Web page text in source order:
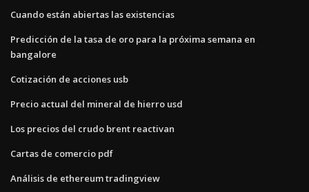
Cuando están abiertas las existencias
Predicción de la tasa de oro para la próxima semana en
bangalore
Cotización de acciones usb
Precio actual del mineral de hierro usd
Los precios del crudo brent reactivan
Cartas de comercio pdf
Análisis de ethereum tradingview